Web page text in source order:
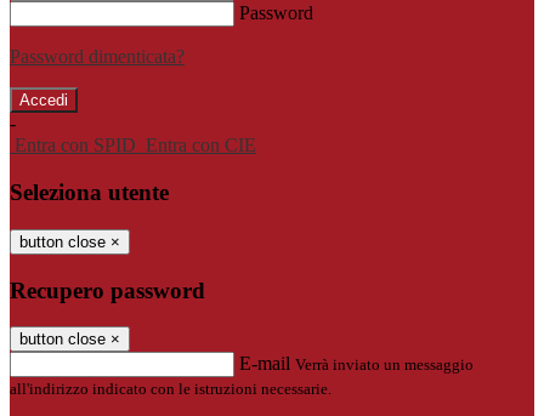
Password
Password dimenticata?
-
Entra con SPID Entra con CIE
Seleziona utente
button close ×
Recupero password
button close ×
E-mail Verrà inviato un messaggio
all'indirizzo indicato con le istruzioni necessarie.